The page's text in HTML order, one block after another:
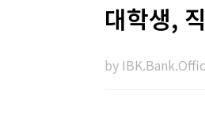
대학생,
by